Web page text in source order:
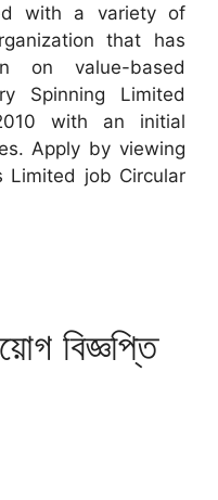
with a variety of
that has
on value-based
Spinning Limited
with an initial
Apply by viewing
Limited job Circular
বিজ্ঞপ্তি